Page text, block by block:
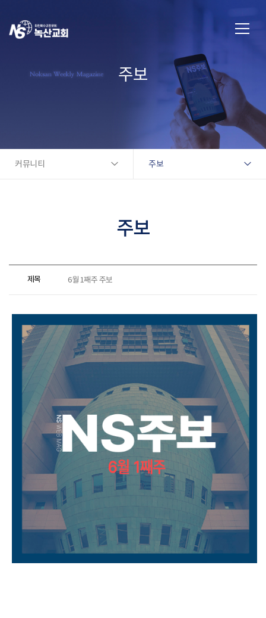
주보
커뮤니티 주보
주보
제목 6월 1째주 주보